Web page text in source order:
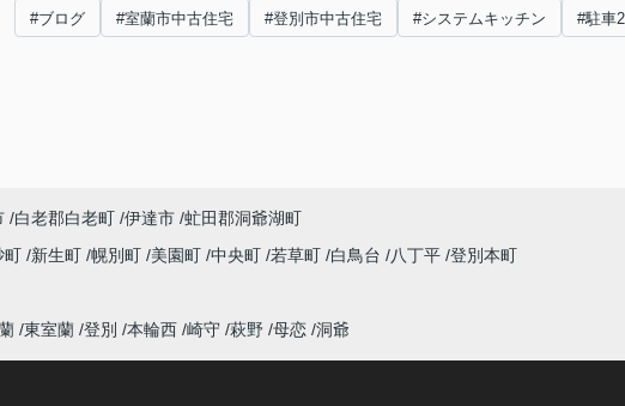
#ブログ #室蘭市中古住宅 #登別市中古住宅 #システムキッチン #駐車
白老郡白老町 伊達市 虻田郡洞爺湖町
町 新生町 幌別町 美園町 中央町 若草町 白鳥台 八丁平 登別本町
東室蘭 登別 本輪西 崎守 萩野 母恋 洞爺